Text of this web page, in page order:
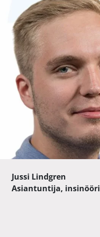
Jussi Lindgren
Asiantuntija, insinööri